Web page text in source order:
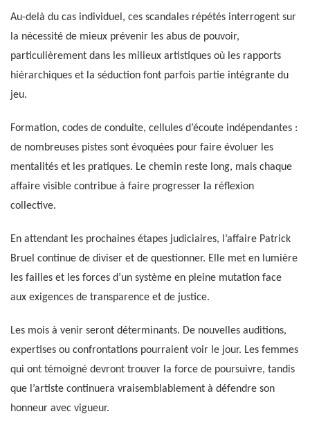
Au-delà du cas individuel, ces scandales répétés interrogent sur
la nécessité de mieux prévenir les abus de pouvoir,
particulièrement dans les milieux artistiques où les rapports
hiérarchiques et la séduction font parfois partie intégrante du
jeu.
Formation, codes de conduite, cellules d’écoute indépendantes :
de nombreuses pistes sont évoquées pour faire évoluer les
mentalités et les pratiques. Le chemin reste long, mais chaque
affaire visible contribue à faire progresser la réflexion
collective.
En attendant les prochaines étapes judiciaires, l’affaire Patrick
Bruel continue de diviser et de questionner. Elle met en lumière
les failles et les forces d’un système en pleine mutation face
aux exigences de transparence et de justice.
Les mois à venir seront déterminants. De nouvelles auditions,
expertises ou confrontations pourraient voir le jour. Les femmes
qui ont témoigné devront trouver la force de poursuivre, tandis
que l’artiste continuera vraisemblablement à défendre son
honneur avec vigueur.